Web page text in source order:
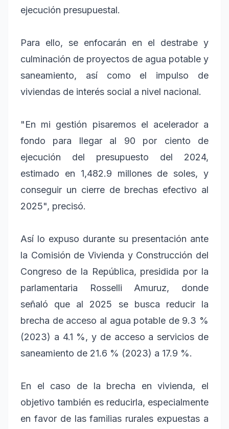
ejecución presupuestal.
Para ello, se enfocarán en el destrabe y
culminación de proyectos de agua potable y
saneamiento, así como el impulso de
viviendas de interés social a nivel nacional.
"En mi gestión pisaremos el acelerador a
fondo para llegar al 90 por ciento de
ejecución del presupuesto del 2024,
estimado en 1,482.9 millones de soles, y
conseguir un cierre de brechas efectivo al
2025", precisó.
Así lo expuso durante su presentación ante
la Comisión de Vivienda y Construcción del
Congreso de la República, presidida por la
parlamentaria Rosselli Amuruz, donde
señaló que al 2025 se busca reducir la
brecha de acceso al agua potable de 9.3 %
(2023) a 4.1 %, y de acceso a servicios de
saneamiento de 21.6 % (2023) a 17.9 %.
En el caso de la brecha en vivienda, el
objetivo también es reducirla, especialmente
en favor de las familias rurales expuestas a